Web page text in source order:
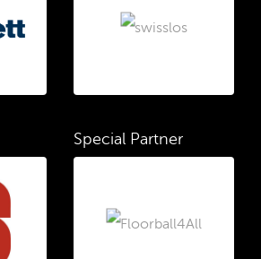
Special Partner